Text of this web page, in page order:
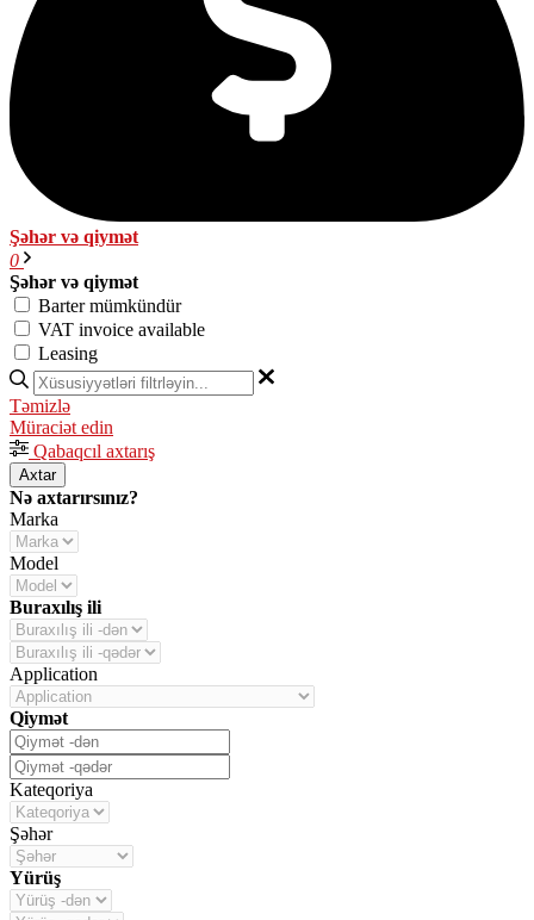
Şəhər və qiymət
0
Şəhər və qiymət
Barter mümkündür
VAT invoice available
Leasing
Təmizlə
Müraciət edin
Qabaqcıl axtarış
Axtar
Nə axtarırsınız?
Marka
Model
Buraxılış ili
Application
Qiymət
Kateqoriya
Şəhər
Yürüş